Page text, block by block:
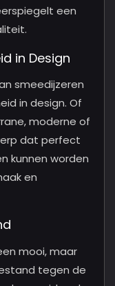
een
in Design
smeedijzeren
in design. Of
moderne of
dat perfect
kunnen worden
en
mooi, maar
tegen de